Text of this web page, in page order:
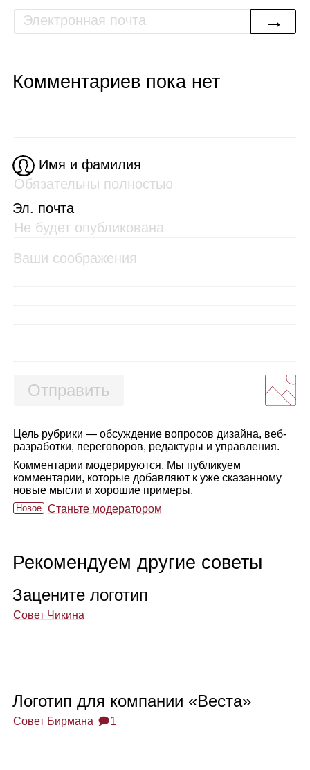
→
Комментариев пока нет
Имя и фамилия
Эл. почта
Отправить
Цель рубрики — обсуждение вопросов дизайна, веб-
разработки, переговоров, редактуры и управления.
Комментарии модерируются. Мы публикуем
комментарии, которые добавляют к уже сказанному
новые мысли и хорошие примеры.
Новое Станьте модератором
Рекомендуем другие советы
Заце­ните лого­тип
Совет Чикина
Лого­тип для ком­па­нии «Веста»
Совет Бирмана 🗩1